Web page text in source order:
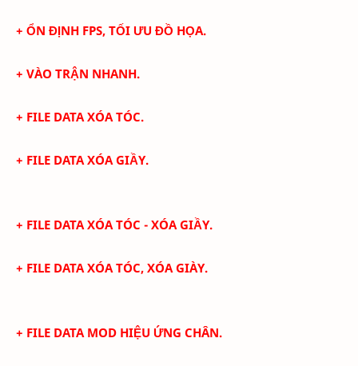
+ ỔN ĐỊNH FPS, TỐI ƯU ĐỒ HỌA.
+ VÀO TRẬN NHANH.
+ FILE DATA XÓA TÓC.
+ FILE DATA XÓA GIẦY.
+ FILE DATA XÓA TÓC - XÓA GIẦY.
+ FILE DATA XÓA TÓC, XÓA GIÀY.
+ FILE DATA MOD HIỆU ỨNG CHÂN.